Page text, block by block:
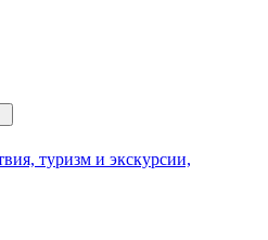
туризм и экскурсии,